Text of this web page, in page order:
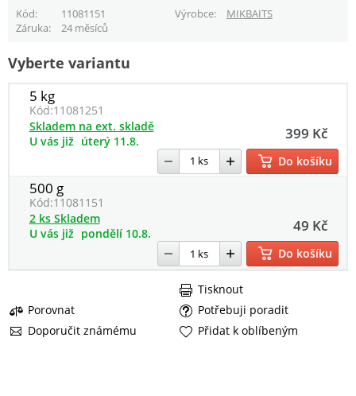
Kód 11081151 Výrobce
MIKBAITS
Záruka
24 měsíců
Vyberte variantu
5 kg
Kód:11081251
399 Kč
Skladem na ext. skladě
U vás již úterý 11.8.
Do košíku
500 g
Kód:11081151
49 Kč
2 ks Skladem
U vás již pondělí 10.8.
Do košíku
Porovnat
Potřebuji poradit
Doporučit známému
Tisknout
Přidat k oblíbeným